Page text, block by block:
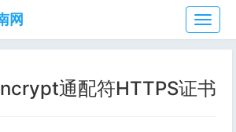
技
术
指
网
网
通配符HTTPS证书